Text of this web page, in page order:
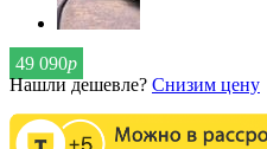
49 090р
Нашли дешевле? Снизим цену